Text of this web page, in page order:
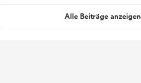
Alle Beiträge anzeigen